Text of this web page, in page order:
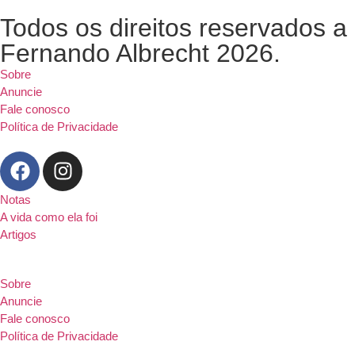
Todos os direitos reservados a
Fernando Albrecht 2026.
Sobre
Anuncie
Fale conosco
Política de Privacidade
Notas
A vida como ela foi
Artigos
Sobre
Anuncie
Fale conosco
Política de Privacidade